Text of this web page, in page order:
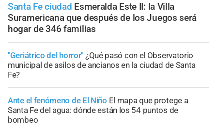
Santa Fe ciudad Esmeralda Este II: la Villa
Suramericana que después de los Juegos será
hogar de 346 familias
"Geriátrico del horror" ¿Qué pasó con el Observatorio
municipal de asilos de ancianos en la ciudad de Santa
Fe?
Ante el fenómeno de El Niño El mapa que protege a
Santa Fe del agua: dónde están los 54 puntos de
bombeo